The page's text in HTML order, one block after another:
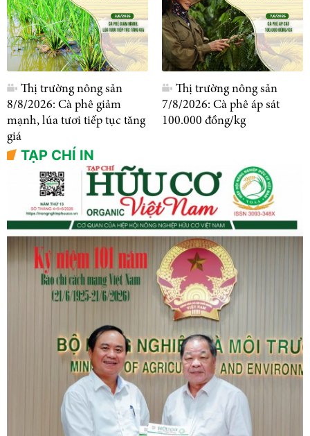
Thị trường nông sản
8/8/2026: Cà phê giảm
mạnh, lúa tươi tiếp tục tăng
giá
Thị trường nông sản
7/8/2026: Cà phê áp sát
100.000 đồng/kg
TẠP CHÍ IN